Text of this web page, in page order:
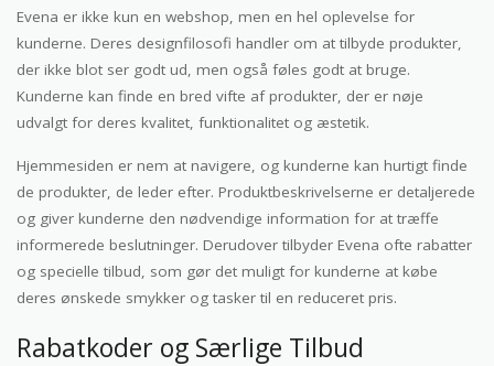
Evena er ikke kun en webshop, men en hel oplevelse for
kunderne. Deres designfilosofi handler om at tilbyde produkter,
der ikke blot ser godt ud, men også føles godt at bruge.
Kunderne kan finde en bred vifte af produkter, der er nøje
udvalgt for deres kvalitet, funktionalitet og æstetik.
Hjemmesiden er nem at navigere, og kunderne kan hurtigt finde
de produkter, de leder efter. Produktbeskrivelserne er detaljerede
og giver kunderne den nødvendige information for at træffe
informerede beslutninger. Derudover tilbyder Evena ofte rabatter
og specielle tilbud, som gør det muligt for kunderne at købe
deres ønskede smykker og tasker til en reduceret pris.
Rabatkoder og Særlige Tilbud